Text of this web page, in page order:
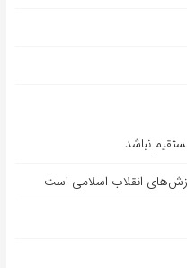
نباشد
انقلاب اسلامی است